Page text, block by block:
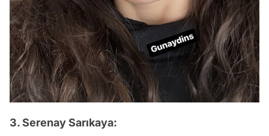
3. Serenay Sarıkaya: